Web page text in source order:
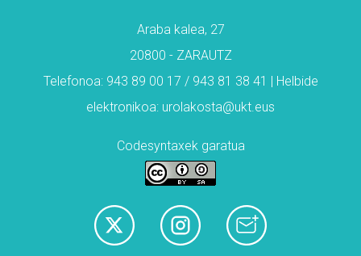
Araba kalea, 27
20800 - ZARAUTZ
Telefonoa: 943 89 00 17 / 943 81 38 41 | Helbide
elektronikoa: urolakosta@ukt.eus
Codesyntaxek garatua